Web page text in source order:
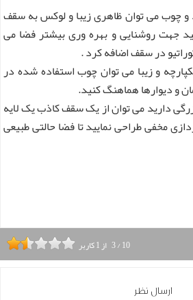
چوب می توان ظاهری زیبا و لوکس به سقف
جهت روشنایی و بهره وری بیشتر فضا می
در سقف اضافه کرد .
و زیبا می توان چوب استفاده شده در
و دیوارها هماهنگ کنید.
دارید می توان از یک سقف کاذب یک لایه
مخفی طراحی نمایید تا فضا حالتی طبیعی
3/10 از1کاربر
ارسال نظر